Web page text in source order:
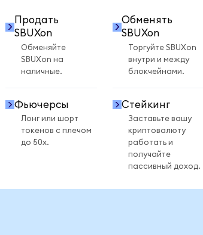
Продать
SBUXon
Обменяйте
SBUXon на
наличные.
Обменять
SBUXon
Торгуйте SBUXon
внутри и между
блокчейнами.
Фьючерсы
Лонг или шорт
токенов с плечом
до 50x.
Стейкинг
Заставьте вашу
криптовалюту
работать и
получайте
пассивный доход.